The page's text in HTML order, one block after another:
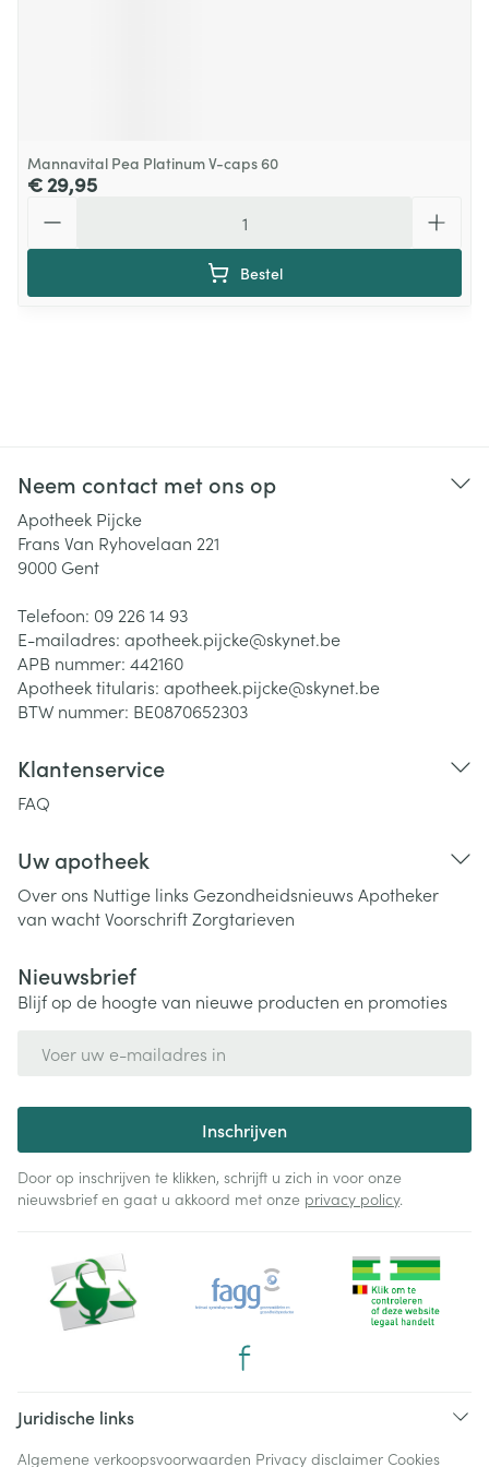
Mannavital Pea Platinum V-caps 60
€ 29,95
Bestel
Neem contact met ons op
Apotheek Pijcke
Frans Van Ryhovelaan 221
9000 Gent
Telefoon: 09 226 14 93
E-mailadres: apotheek.pijcke@skynet.be
APB nummer: 442160
Apotheek titularis: apotheek.pijcke@skynet.be
BTW nummer: BE0870652303
Klantenservice
FAQ
Uw apotheek
Over ons Nuttige links Gezondheidsnieuws Apotheker
van wachtVoorschriftZorgtarieven
Nieuwsbrief
Blijf op de hoogte van nieuwe producten en promoties
Inschrijven
Door op inschrijven te klikken, schrijft u zich in voor onze
nieuwsbrief en gaat u akkoord met onze privacy policy.
Juridische links
Algemene verkoopsvoorwaarden Privacy disclaimer Cookies